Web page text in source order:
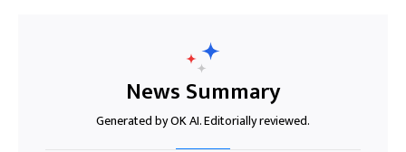
News Summary
Generated by OK AI. Editorially reviewed.